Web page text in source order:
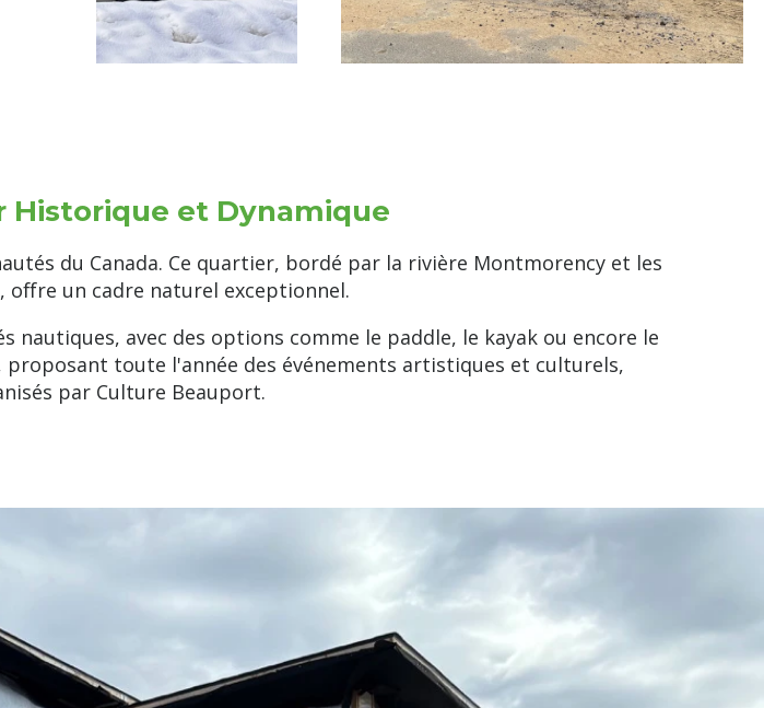
Historique et Dynamique
du Canada. Ce quartier, bordé par la rivière Montmorency et les
offre un cadre naturel exceptionnel.
avec des options comme le paddle, le kayak ou encore le
toute l'année des événements artistiques et culturels,
par Culture Beauport.